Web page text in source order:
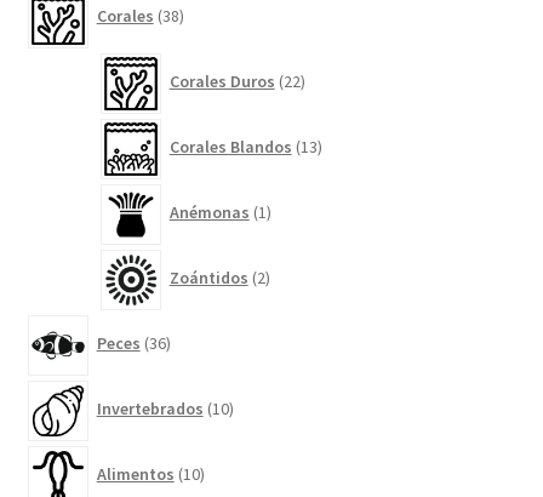
Corales 38productos
Corales Duros 22productos
Corales Blandos 13productos
Anémonas 1producto
Zoántidos 2productos
Peces 36productos
Invertebrados 10productos
Alimentos 10productos